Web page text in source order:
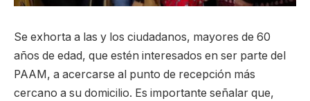
Se exhorta a las y los ciudadanos, mayores de 60
años de edad, que estén interesados en ser parte del
PAAM, a acercarse al punto de recepción más
cercano a su domicilio. Es importante señalar que,